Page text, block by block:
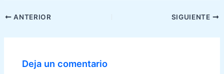
Navegación
entradas
ANTERIOR SIGUIENTE
Deja un comentario